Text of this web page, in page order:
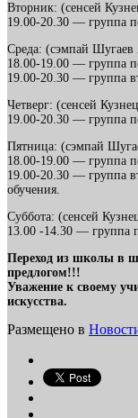
Вторник: (сенсей
19.00-20.30 — группа
Среда: (сэмпай
18.00-19.00 — группа
19.00-20.30 — группа
Четверг: (сенсей
19.00-20.30 — группа
Пятница: (сэмпай
18.00-19.00 — группа
19.00-20.30 — группа
обучения.
Суббота: (сенсей
13.00 -14.30 — группа
Переход из школы в
предлогом!!!
Уважение к своему
искусства.
Размещено в